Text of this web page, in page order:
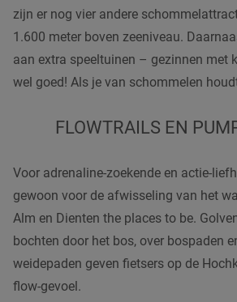
zijn er nog vier andere
1.600 meter boven zeeniveau.
aan extra speeltuinen – gezinnen met
wel goed! Als je van schommelen
FLOWTRAILS EN
Voor adrenaline-zoekende en actie-
gewoon voor de afwisseling van het
Alm en Dienten the places to be.
bochten door het bos, over bospaden
weidepaden geven fietsers op de
flow-gevoel.